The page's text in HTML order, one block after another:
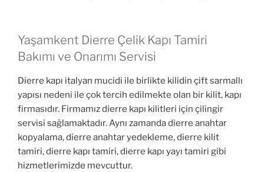
Yaşamkent Dierre Çelik Kapı Tamiri
Bakımı ve Onarımı Servisi
Dierre kapı italyan mucidi ile birlikte kilidin çift sarmallı
yapısı nedeni ile çok tercih edilmekte olan bir kilit, kapı
firmasıdır. Firmamız dierre kapı kilitleri için çilingir
servisi sağlamaktadır. Aynı zamanda dierre anahtar
kopyalama, dierre anahtar yedekleme, dierre kilit
tamiri, dierre kapı tamiri, dierre kapı yayı tamiri gibi
hizmetlerimizde mevcuttur.